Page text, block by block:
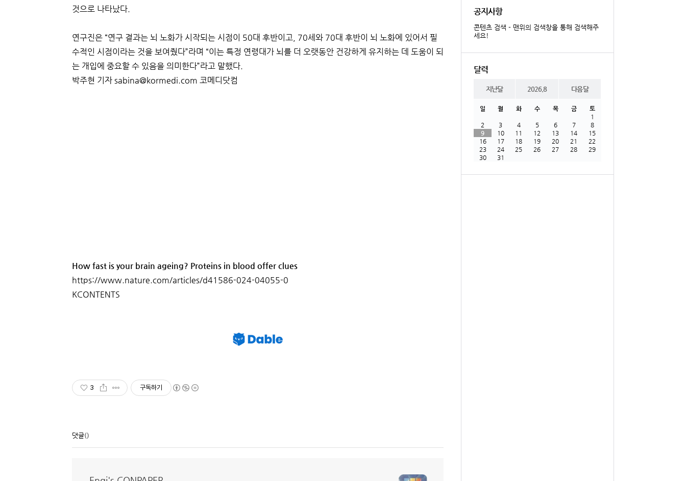
것으로 나타났다.
연구진은 “연구 결과는 뇌 노화가 시작되는 시점이 50대 후반이고, 70세와 70대 후반이 뇌 노화에 있어서 필
수적인 시점이라는 것을 보여줬다”라며 “이는 특정 연령대가 뇌를 더 오랫동안 건강하게 유지하는 데 도움이 되
는 개입에 중요할 수 있음을 의미한다”라고 말했다.
박주현 기자 sabina@kormedi.com 코메디닷컴
How fast is your brain ageing? Proteins in blood offer clues
https://www.nature.com/articles/d41586-024-04055-0
KCONTENTS
3 구독하기
댓글()
공지사항
콘텐츠 검색 - 맨위의 검색창을 통해 검색해주
세요!
달력
지난달 2026.8 다음달
일 월 화 수 목 금
토
1
2
3 4 5 6 7
8
9
10 11 12 13 14
15
16
17 18 19 20 21
22
23
24 25 26 27 28
29
30
31